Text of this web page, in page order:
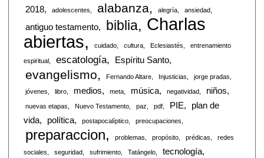
2018 adolescentes alabanza alegría ansiedad
antiguo testamento biblia
Charlas
abiertas
cuidado cultura Eclesiastés entrenamiento
espiritual escatología Espíritu Santo
evangelismo Fernando Altare Injusticias jorge pradas
jóvenes libro medios meta música negatividad niños
nuevas etapas Nuevo Testamento paz pdf PIE
plan de
vida
política postapocalíptico preocupaciones
preparaccion problemas propósito prédicas redes
sociales seguridad sufrimiento Tatángelo
tecnología